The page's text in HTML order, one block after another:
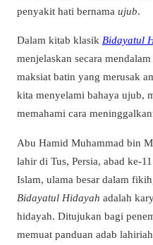
penyakit hati bernama ujub.
Dalam kitab klasik Bidayatul
menjelaskan secara
maksiat batin yang merusak
kita menyelami bahaya ujub,
memahami cara
Abu Hamid Muhammad bin
lahir di Tus, Persia, abad ke-
Islam, ulama besar dalam
Bidayatul Hidayah adalah
hidayah. Ditujukan bagi
memuat panduan adab